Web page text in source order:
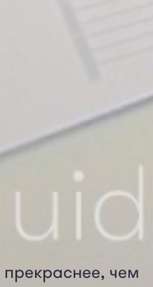
прекраснее, чем